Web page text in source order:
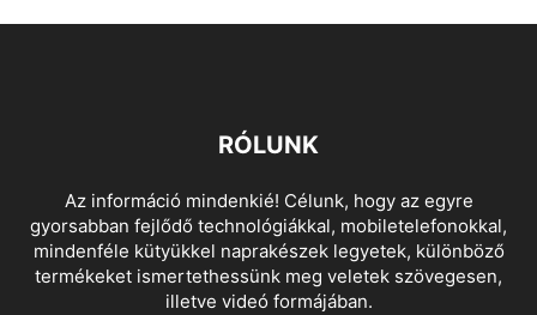
RÓLUNK
Az információ mindenkié! Célunk, hogy az egyre
gyorsabban fejlődő technológiákkal, mobiletelefonokkal,
mindenféle kütyükkel naprakészek legyetek, különböző
termékeket ismertethessünk meg veletek szövegesen,
illetve videó formájában.